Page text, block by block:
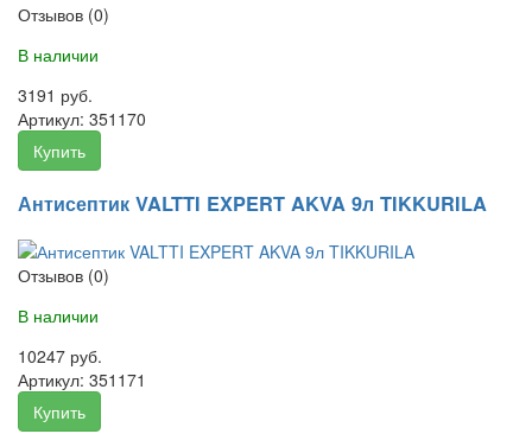
Отзывов (0)
В наличии
3191 руб.
Артикул: 351170
Купить
Антисептик VALTTI EXPERT AKVA 9л TIKKURILA
Отзывов (0)
В наличии
10247 руб.
Артикул: 351171
Купить